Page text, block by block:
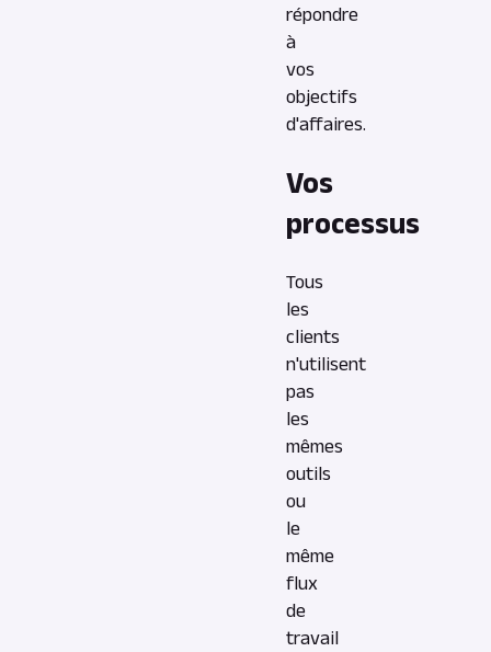
répondre
à
vos
objectifs
d'affaires.
Vos
processus
Tous
les
clients
n'utilisent
pas
les
mêmes
outils
ou
le
même
flux
de
travail